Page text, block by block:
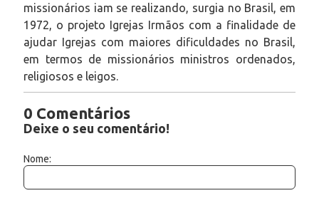
missionários iam se realizando, surgia no Brasil, em
1972, o projeto Igrejas Irmãos com a finalidade de
ajudar Igrejas com maiores dificuldades no Brasil,
em termos de missionários ministros ordenados,
religiosos e leigos.
0 Comentários
Deixe o seu comentário!
Nome: